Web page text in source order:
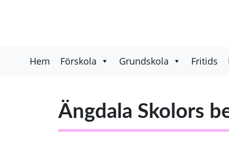
Hem Förskola Grundskola Fritids
Ängdala Skolors